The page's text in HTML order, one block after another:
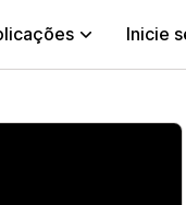
Inicie